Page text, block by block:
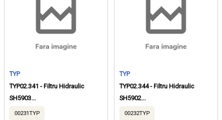
TYP
TYP02.341 - Filtru Hidraulic
SH5903...
00231TYP
TYP
TYP02.344 - Filtru Hidraulic
SH5902...
00232TYP